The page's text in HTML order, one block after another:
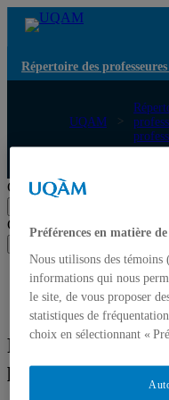
Répertoire des
UQAM
Chercher par nom ou par
Chercher par nom ou par
Liste des
écoles
Mettre à jour votre
Résultats de
publiques »
Préférences en matière
Nous utilisons des
informations qui nous
le site, de vous proposer
statistiques de
choix en sélectionnant «